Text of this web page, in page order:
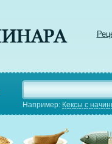
Например: Кексы с